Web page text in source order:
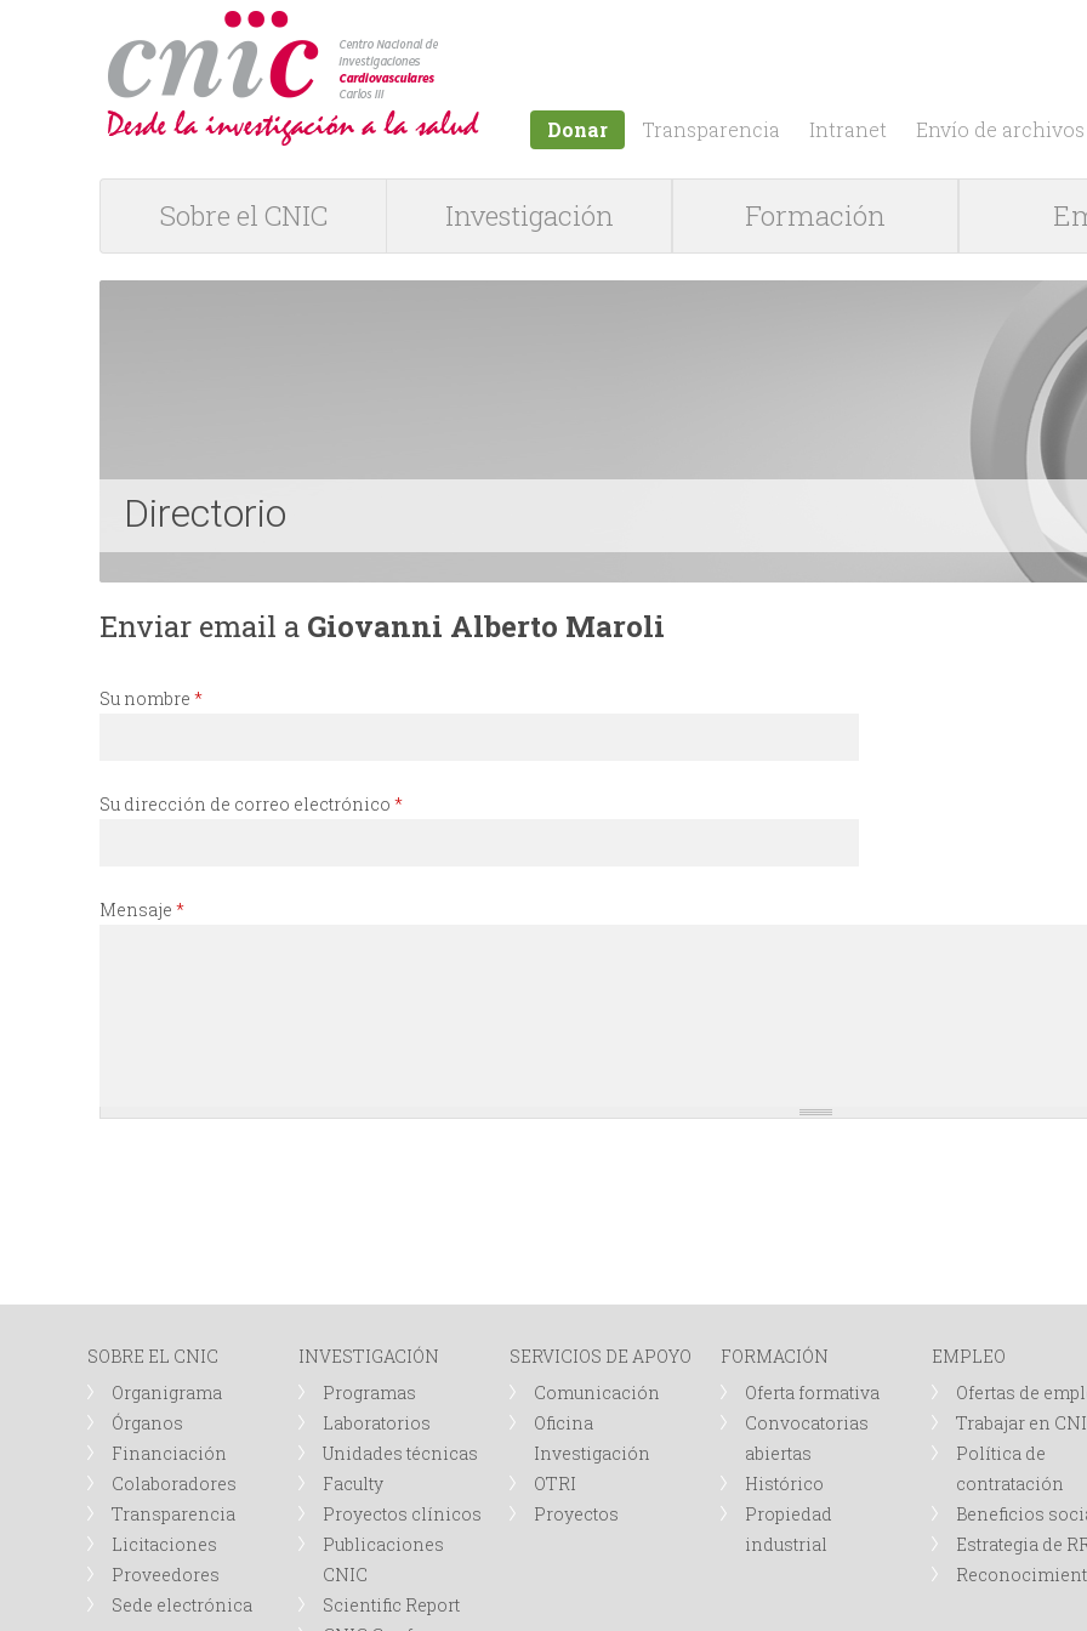
Donar Transparencia Intranet Envío de archivos
e
P
I
N
C
P
Sobre el CNIC Investigación Formación
Directorio
Enviar email a Giovanni Alberto Maroli
Su nombre *
Su dirección de correo electrónico *
Mensaje *
SOBRE EL CNIC
Organigrama
Órganos
Financiación
Colaboradores
Transparencia
Licitaciones
Proveedores
Sede electrónica
INVESTIGACIÓN
Programas
Laboratorios
Unidades técnicas
Faculty
Proyectos clínicos
Publicaciones
CNIC
Scientific Report
SERVICIOS DE APOYO
Comunicación
Oficina
Investigación
OTRI
Proyectos
FORMACIÓN
Oferta formativa
Convocatorias
abiertas
Histórico
Propiedad
industrial
EMPLEO
Ofertas de
Trabajar en
Política de
contratación
Beneficios
Estrategia de